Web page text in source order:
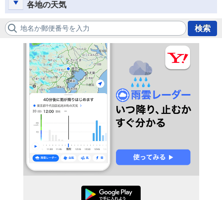
各地の天気
地名か郵便番号を入力 検索